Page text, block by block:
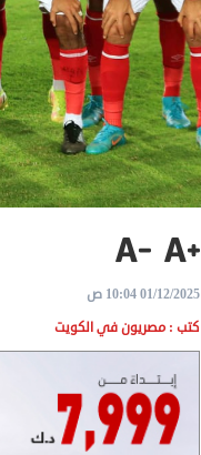
01/12/2025 10:04 ص
كتب : مصريون في الكويت